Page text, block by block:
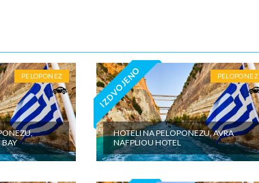
zemlje na licu mesta. - individualne troškove
PELOPONEZ
BAY
IZDVOJENO PELOPONEZ
HOTELI NA PELOPONEZU, AVRA
NAFPLIOU HOTEL